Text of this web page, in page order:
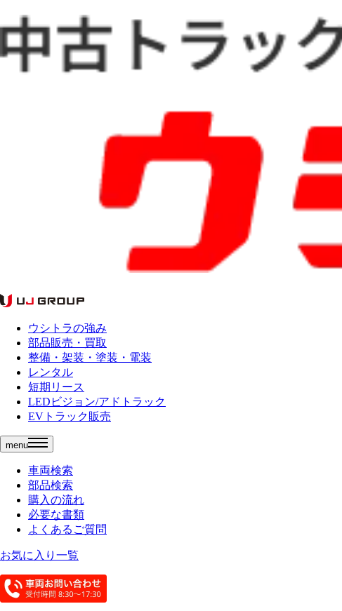
ウシトラの強み
部品販売・買取
整備・架装・塗装・電装
レンタル
短期リース
LEDビジョン/アドトラック
EVトラック販売
menu
車両検索
部品検索
購入の流れ
必要な書類
よくあるご質問
お気に入り一覧